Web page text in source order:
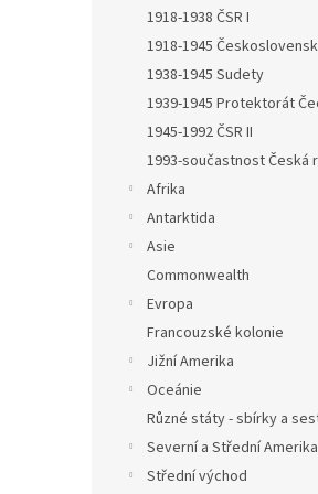
1918-1938 ČSR I
1918-1945
1938-1945 Sudety
1939-1945 Protektorát
1945-1992 ČSR II
1993-součastnost Česká
Afrika
Antarktida
Asie
Commonwealth
Evropa
Francouzské kolonie
Jižní Amerika
Oceánie
Různé státy - sbírky a
Severní a Střední
Střední východ